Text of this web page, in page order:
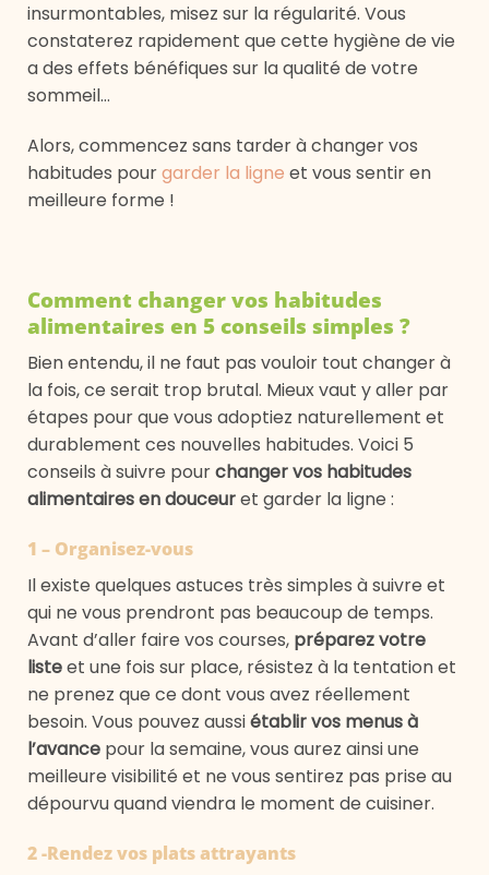
insurmontables, misez sur la régularité. Vous
constaterez rapidement que cette hygiène de vie
a des effets bénéfiques sur la qualité de votre
sommeil…
Alors, commencez sans tarder à changer vos
habitudes pourgarder la ligne et vous sentir en
meilleure forme !
Comment changer vos habitudes
alimentaires en 5 conseils simples ?
Bien entendu, il ne faut pas vouloir tout changer à
la fois, ce serait trop brutal. Mieux vaut y aller par
étapes pour que vous adoptiez naturellement et
durablement ces nouvelles habitudes. Voici 5
conseils à suivre pourchanger vos habitudes
alimentaires en douceuret garder la ligne :
1 – Organisez-vous
Il existe quelques astuces très simples à suivre et
qui ne vous prendront pas beaucoup de temps.
Avant d’aller faire vos courses, préparez votre
listeet une fois sur place, résistez à la tentation et
ne prenez que ce dont vous avez réellement
besoin. Vous pouvez aussiétablir vos menus à
l’avance pour la semaine, vous aurez ainsi une
meilleure visibilité et ne vous sentirez pas prise au
dépourvu quand viendra le moment de cuisiner.
2 -Rendez vos plats attrayants